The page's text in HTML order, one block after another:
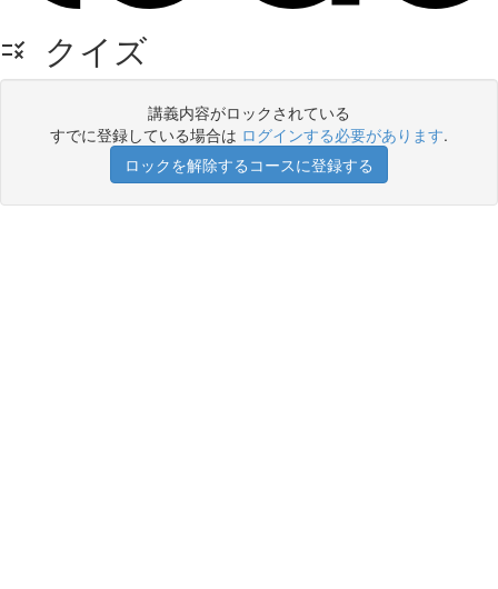
クイズ
講義内容がロックされている
すでに登録している場合は ログインする必要があります.
ロックを解除するコースに登録する